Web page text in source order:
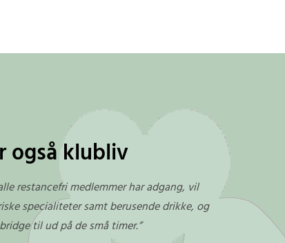
også klubliv
restancefri medlemmer har adgang, vil
specialiteter samt berusende drikke, og
til ud på de små timer.”